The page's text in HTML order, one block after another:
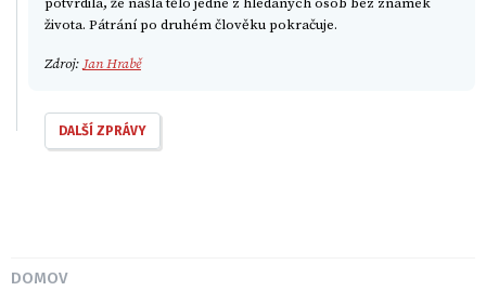
života. Pátrání po druhém člověku pokračuje.
Zdroj: Jan Hrabě
DALŠÍ ZPRÁVY
DOMOV